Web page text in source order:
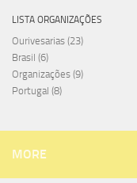
LISTA ORGANIZAÇÕES
Ourivesarias (23)
Brasil (6)
Organizações (9)
Portugal (8)
MORE